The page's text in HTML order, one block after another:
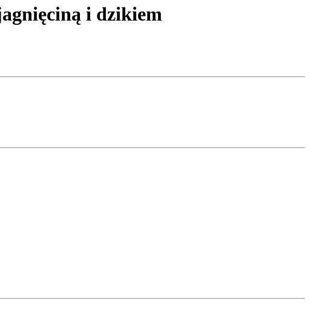
i dzikiem